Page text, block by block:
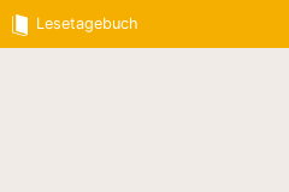
Lesetagebuch